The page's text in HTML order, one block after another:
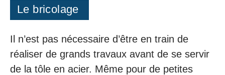
Le bricolage
Il n’est pas nécessaire d’être en train de
réaliser de grands travaux avant de se servir
de la tôle en acier. Même pour de petites